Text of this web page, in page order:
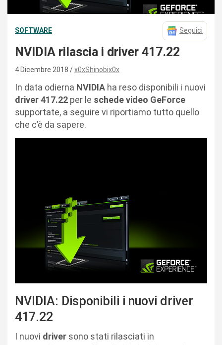
SOFTWARE Seguici
NVIDIA rilascia i driver 417.22
4 Dicembre 2018 x0xShinobix0x
In data odierna NVIDIA ha reso disponibili i nuovi
driver 417.22 per le schede video GeForce
supportate, a seguire vi riportiamo tutto quello
che c’è da sapere.
NVIDIA: Disponibili i nuovi driver
417.22
I nuovi driver sono stati rilasciati in